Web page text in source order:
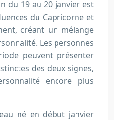
du 19 au 20 janvier est
du Capricorne et
créant un mélange
Les personnes
peuvent présenter
des deux signes,
encore plus
né en début janvier